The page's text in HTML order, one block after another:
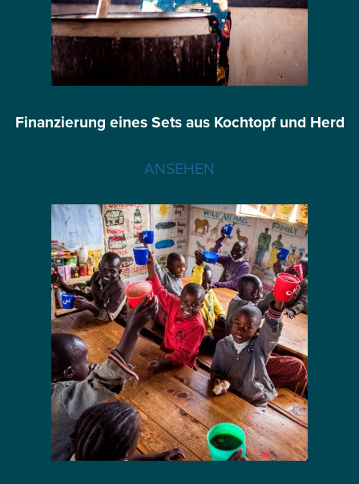
Finanzierung eines Sets aus Kochtopf und Herd
ANSEHEN